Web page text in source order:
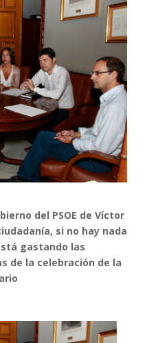
del PSOE de Víctor
si no hay nada
gastando las
de la celebración de la